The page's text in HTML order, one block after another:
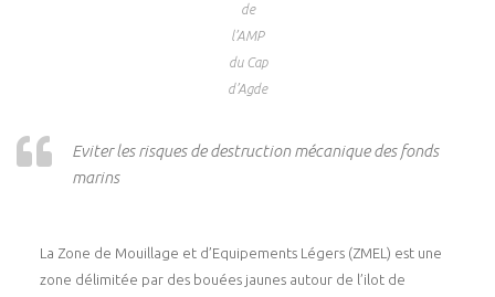
de
l’AMP
du Cap
d’Agde
Eviter les risques de destruction mécanique des fonds
marins
La Zone de Mouillage et d’Equipements Légers (ZMEL) est une
zone délimitée par des bouées jaunes autour de l’ilot de